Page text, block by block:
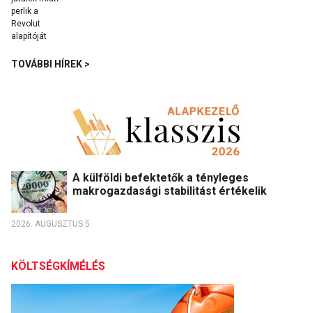
TOVÁBBI HÍREK >
A külföldi befektetők a tényleges
makrogazdasági stabilitást értékelik
2026. AUGUSZTUS 5.
KÖLTSÉGKÍMÉLÉS